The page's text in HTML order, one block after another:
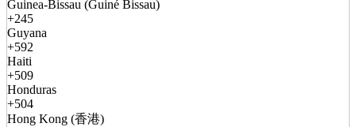
Guinea-Bissau (Guiné Bissau)
+245
Guyana
+592
Haiti
+509
Honduras
+504
Hong Kong (香港)